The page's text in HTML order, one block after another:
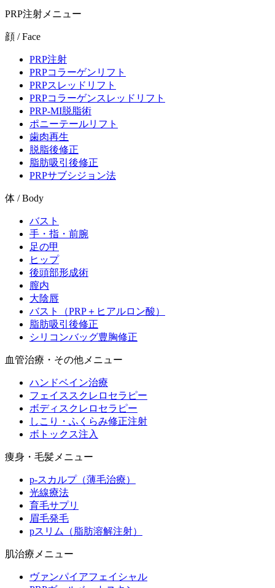
PRP注射メニュー
顔 / Face
PRP注射
PRPコラーゲンリフト
PRPスレッドリフト
PRPコラーゲンスレッドリフト
PRP-MI脱脂術
ポニーテールリフト
歯肉再生
脱脂後修正
脂肪吸引後修正
PRPサブシジョン法
体 / Body
バスト
手・指・前腕
足の甲
ヒップ
後頭部形成術
膣内
大陰唇
バスト（PRP＋ヒアルロン酸）
脂肪吸引後修正
シリコンバッグ豊胸修正
血管治療・その他メニュー
ハンドベイン治療
フェイススクレロセラピー
ボディスクレロセラピー
しこり・ふくらみ修正注射
ボトックス注入
痩身・毛髪メニュー
p-スカルプ（薄毛治療）
光線療法
育毛サプリ
眉毛発毛
pスリム（脂肪溶解注射）
肌治療メニュー
ヴァンパイアフェイシャル